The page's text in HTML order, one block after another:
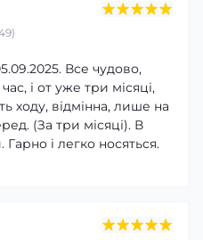
Все чудово,
і от уже три місяці,
ходу, відмінна, лише на
(За три місяці). В
Гарно і легко носяться.